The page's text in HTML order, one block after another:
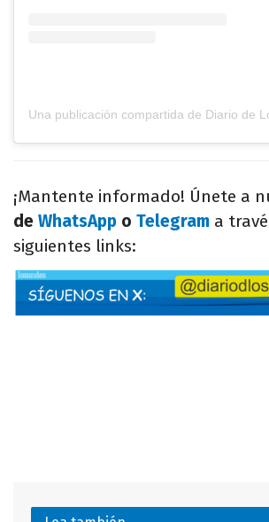
¡Mantente informado! Únete a
de WhatsApp o Telegram a
siguientes links: